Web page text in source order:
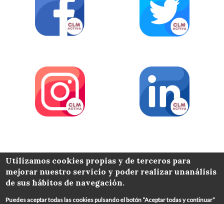
COLABORA
Utilizamos cookies propias y de terceros para
mejorar nuestro servicio y poder realizar unanálisis
de sus hábitos de navegación.
Puedes aceptar todas las cookies pulsando el botón “Aceptar todas y continuar”